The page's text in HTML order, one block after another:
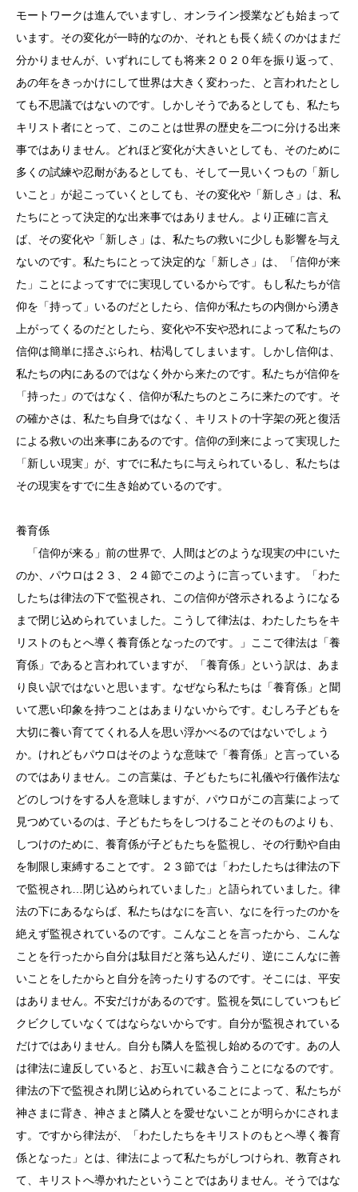
モートワークは進んでいますし、オンライン授業なども始まって
います。その変化が一時的なのか、それとも長く続くのかはまだ
分かりませんが、いずれにしても将来２０２０年を振り返って、
あの年をきっかけにして世界は大きく変わった、と言われたとし
ても不思議ではないのです。しかしそうであるとしても、私たち
キリスト者にとって、このことは世界の歴史を二つに分ける出来
事ではありません。どれほど変化が大きいとしても、そのために
多くの試練や忍耐があるとしても、そして一見いくつもの「新し
いこと」が起こっていくとしても、その変化や「新しさ」は、私
たちにとって決定的な出来事ではありません。より正確に言え
ば、その変化や「新しさ」は、私たちの救いに少しも影響を与え
ないのです。私たちにとって決定的な「新しさ」は、「信仰が来
た」ことによってすでに実現しているからです。もし私たちが信
仰を「持って」いるのだとしたら、信仰が私たちの内側から湧き
上がってくるのだとしたら、変化や不安や恐れによって私たちの
信仰は簡単に揺さぶられ、枯渇してしまいます。しかし信仰は、
私たちの内にあるのではなく外から来たのです。私たちが信仰を
「持った」のではなく、信仰が私たちのところに来たのです。そ
の確かさは、私たち自身ではなく、キリストの十字架の死と復活
による救いの出来事にあるのです。信仰の到来によって実現した
「新しい現実」が、すでに私たちに与えられているし、私たちは
その現実をすでに生き始めているのです。
養育係
「信仰が来る」前の世界で、人間はどのような現実の中にいた
のか、パウロは２３、２４節でこのように言っています。「わた
したちは律法の下で監視され、この信仰が啓示されるようになる
まで閉じ込められていました。こうして律法は、わたしたちをキ
リストのもとへ導く養育係となったのです。」ここで律法は「養
育係」であると言われていますが、「養育係」という訳は、あま
り良い訳ではないと思います。なぜなら私たちは「養育係」と聞
いて悪い印象を持つことはあまりないからです。むしろ子どもを
大切に養い育ててくれる人を思い浮かべるのではないでしょう
か。けれどもパウロはそのような意味で「養育係」と言っている
のではありません。この言葉は、子どもたちに礼儀や行儀作法な
どのしつけをする人を意味しますが、パウロがこの言葉によって
見つめているのは、子どもたちをしつけることそのものよりも、
しつけのために、養育係が子どもたちを監視し、その行動や自由
を制限し束縛することです。２３節では「わたしたちは律法の下
で監視され…閉じ込められていました」と語られていました。律
法の下にあるならば、私たちはなにを言い、なにを行ったのかを
絶えず監視されているのです。こんなことを言ったから、こんな
ことを行ったから自分は駄目だと落ち込んだり、逆にこんなに善
いことをしたからと自分を誇ったりするのです。そこには、平安
はありません。不安だけがあるのです。監視を気にしていつもビ
クビクしていなくてはならないからです。自分が監視されている
だけではありません。自分も隣人を監視し始めるのです。あの人
は律法に違反していると、お互いに裁き合うことになるのです。
律法の下で監視され閉じ込められていることによって、私たちが
神さまに背き、神さまと隣人とを愛せないことが明らかにされま
す。ですから律法が、「わたしたちをキリストのもとへ導く養育
係となった」とは、律法によって私たちがしつけられ、教育され
て、キリストへ導かれたということではありません。そうではな